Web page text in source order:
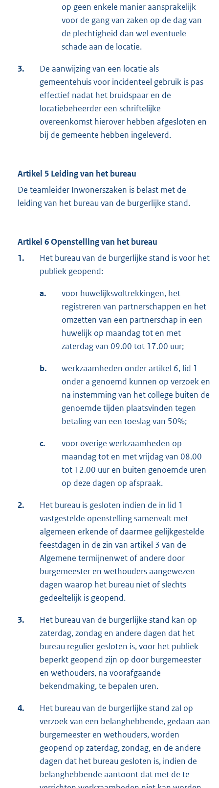
op geen enkele manier aansprakelijk
voor de gang van zaken op de dag van
de plechtigheid dan wel eventuele
schade aan de locatie.
3.
De aanwijzing van een locatie als
gemeentehuis voor incidenteel gebruik is pas
effectief nadat het bruidspaar en de
locatiebeheerder een schriftelijke
overeenkomst hierover hebben afgesloten en
bij de gemeente hebben ingeleverd.
Artikel 5 Leiding van het bureau
De teamleider Inwonerszaken is belast met de
leiding van het bureau van de burgerlijke stand.
Artikel 6 Openstelling van het bureau
1.
Het bureau van de burgerlijke stand is voor het
publiek geopend:
a.
voor huwelijksvoltrekkingen, het
registreren van partnerschappen en het
omzetten van een partnerschap in een
huwelijk op maandag tot en met
zaterdag van 09.00 tot 17.00 uur;
b.
werkzaamheden onder artikel 6, lid 1
onder a genoemd kunnen op verzoek en
na instemming van het college buiten de
genoemde tijden plaatsvinden tegen
betaling van een toeslag van 50%;
c.
voor overige werkzaamheden op
maandag tot en met vrijdag van 08.00
tot 12.00 uur en buiten genoemde uren
op deze dagen op afspraak.
2.
Het bureau is gesloten indien de in lid 1
vastgestelde openstelling samenvalt met
algemeen erkende of daarmee gelijkgestelde
feestdagen in de zin van artikel 3 van de
Algemene termijnenwet of andere door
burgemeester en wethouders aangewezen
dagen waarop het bureau niet of slechts
gedeeltelijk is geopend.
3.
Het bureau van de burgerlijke stand kan op
zaterdag, zondag en andere dagen dat het
bureau regulier gesloten is, voor het publiek
beperkt geopend zijn op door burgemeester
en wethouders, na voorafgaande
bekendmaking, te bepalen uren.
4.
Het bureau van de burgerlijke stand zal op
verzoek van een belanghebbende, gedaan aan
burgemeester en wethouders, worden
geopend op zaterdag, zondag, en de andere
dagen dat het bureau gesloten is, indien de
belanghebbende aantoont dat met de te